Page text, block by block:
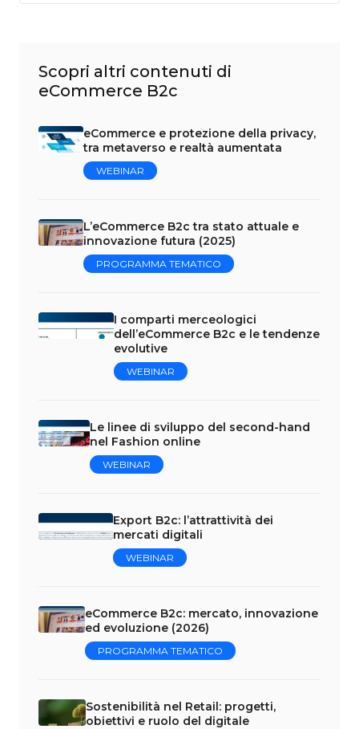
Scopri altri contenuti di
eCommerce B2c
eCommerce e protezione della privacy,
tra metaverso e realtà aumentata
WEBINAR
L’eCommerce B2c tra stato attuale e
innovazione futura (2025)
PROGRAMMA TEMATICO
I comparti merceologici
dell’eCommerce B2c e le tendenze
evolutive
WEBINAR
Le linee di sviluppo del second-hand
nel Fashion online
WEBINAR
Export B2c: l’attrattività dei
mercati digitali
WEBINAR
eCommerce B2c: mercato, innovazione
ed evoluzione (2026)
PROGRAMMA TEMATICO
Sostenibilità nel Retail: progetti,
obiettivi e ruolo del digitale